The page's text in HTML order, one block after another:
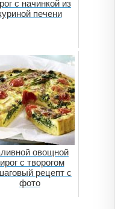
с начинкой из
печени
овощной
с творогом
рецепт с
фото